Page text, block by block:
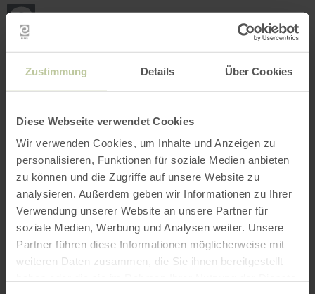
Zustimmung Details Über Cookies
Diese Webseite verwendet Cookies
Wir verwenden Cookies, um Inhalte und Anzeigen zu
personalisieren, Funktionen für soziale Medien anbieten
zu können und die Zugriffe auf unsere Website zu
analysieren. Außerdem geben wir Informationen zu Ihrer
Verwendung unserer Website an unsere Partner für
soziale Medien, Werbung und Analysen weiter. Unsere
Partner führen diese Informationen möglicherweise mit
weiteren Daten zusammen, die Sie ihnen bereitgestellt
Ga naar de hoofdinhoud
Ga naar de zoekfunctie
Ga naar de hoofdnavigatie
Ga naar de voettekst
Terug
naar
startpagina
ZOEKEN MENU
Het onderstaande vrijetijdsaanbod is door de
aanbieder EIFELADVENTURES op het
aanbieder EIFELADVENTURES is als enige
verantwoordelijk voor de inhoud.